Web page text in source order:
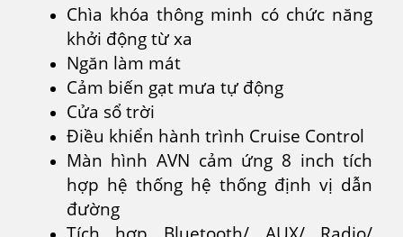
Chìa khóa thông minh có chức năng
khởi động từ xa
Ngăn làm mát
Cảm biến gạt mưa tự động
Cửa sổ trời
Điều khiển hành trình Cruise Control
Màn hình AVN cảm ứng 8 inch tích
hợp hệ thống hệ thống định vị dẫn
đường